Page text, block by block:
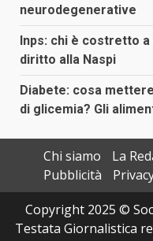
neurodegenerative
Inps: chi è costretto
diritto alla Naspi
Diabete: cosa
di glicemia? Gli
Chi siamo
La
Pubblicità
Copyright 2025 ©
Testata Giornalistica